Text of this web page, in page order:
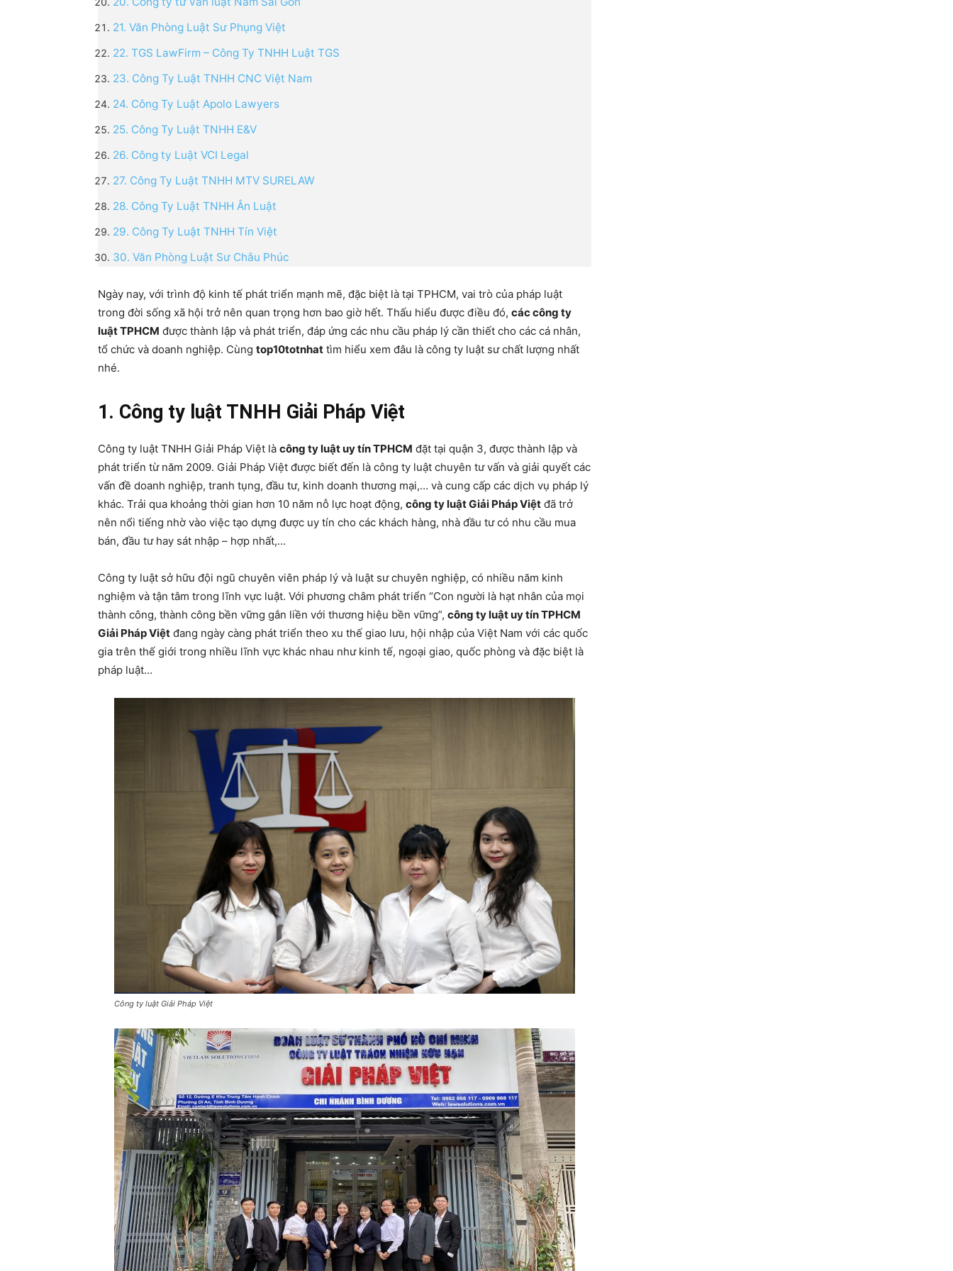
21. Văn Phòng Luật Sư Phụng Việt
22. TGS LawFirm – Công Ty TNHH Luật TGS
23. Công Ty Luật TNHH CNC Việt Nam
24. Công Ty Luật Apolo Lawyers
25. Công Ty Luật TNHH E&V
26. Công ty Luật VCI Legal
27. Công Ty Luật TNHH MTV SURELAW
28. Công Ty Luật TNHH Ân Luật
29. Công Ty Luật TNHH Tín Việt
30. Văn Phòng Luật Sư Châu Phúc
Ngày nay, với trình độ kinh tế phát triển mạnh mẽ, đặc biệt là tại TPHCM, vai trò của pháp luật
trong đời sống xã hội trở nên quan trọng hơn bao giờ hết. Thấu hiểu được điều đó, các công ty
luật TPHCM được thành lập và phát triển, đáp ứng các nhu cầu pháp lý cần thiết cho các cá nhân,
tổ chức và doanh nghiệp. Cùng top10totnhat tìm hiểu xem đâu là công ty luật sư chất lượng nhất
nhé.
1. Công ty luật TNHH Giải Pháp Việt
Công ty luật TNHH Giải Pháp Việt là công ty luật uy tín TPHCM đặt tại quận 3, được thành lập và
phát triển từ năm 2009. Giải Pháp Việt được biết đến là công ty luật chuyên tư vấn và giải quyết các
vấn đề doanh nghiệp, tranh tụng, đầu tư, kinh doanh thương mại,… và cung cấp các dịch vụ pháp lý
khác. Trải qua khoảng thời gian hơn 10 năm nỗ lực hoạt động, công ty luật Giải Pháp Việt đã trở
nên nổi tiếng nhờ vào việc tạo dựng được uy tín cho các khách hàng, nhà đầu tư có nhu cầu mua
bán, đầu tư hay sát nhập – hợp nhất,…
Công ty luật sở hữu đội ngũ chuyên viên pháp lý và luật sư chuyên nghiệp, có nhiều năm kinh
nghiệm và tận tâm trong lĩnh vực luật. Với phương châm phát triển “Con người là hạt nhân của mọi
thành công, thành công bền vững gắn liền với thương hiệu bền vững”, công ty luật uy tín TPHCM
Giải Pháp Việt đang ngày càng phát triển theo xu thế giao lưu, hội nhập của Việt Nam với các quốc
gia trên thế giới trong nhiều lĩnh vực khác nhau như kinh tế, ngoại giao, quốc phòng và đặc biệt là
pháp luật…
Công ty luật Giải Pháp Việt